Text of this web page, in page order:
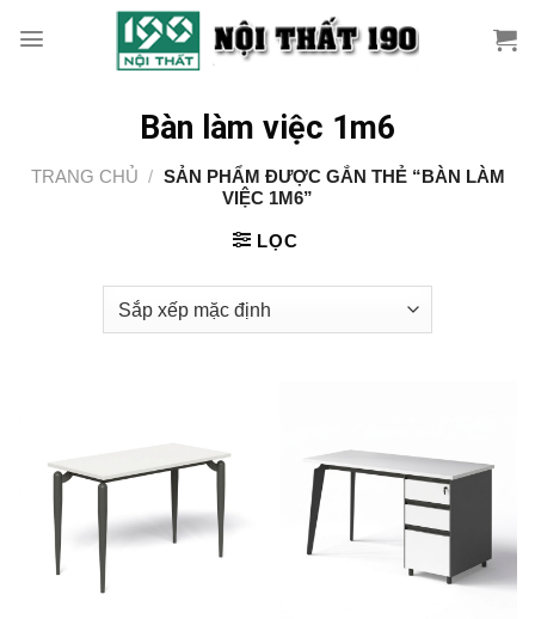
Bàn làm việc 1m6
TRANG CHỦ / SẢN PHẨM ĐƯỢC GẮN THẺ “BÀN LÀM
VIỆC 1M6”
LỌC